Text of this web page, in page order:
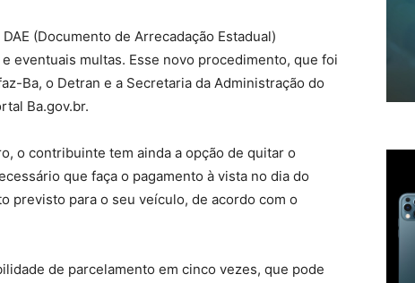
(Documento de Arrecadação Estadual)
eventuais multas. Esse novo procedimento, que foi
Ba, o Detran e a Secretaria da Administração do
Ba.gov.br.
o contribuinte tem ainda a opção de quitar o
que faça o pagamento à vista no dia do
previsto para o seu veículo, de acordo com o
de parcelamento em cinco vezes, que pode